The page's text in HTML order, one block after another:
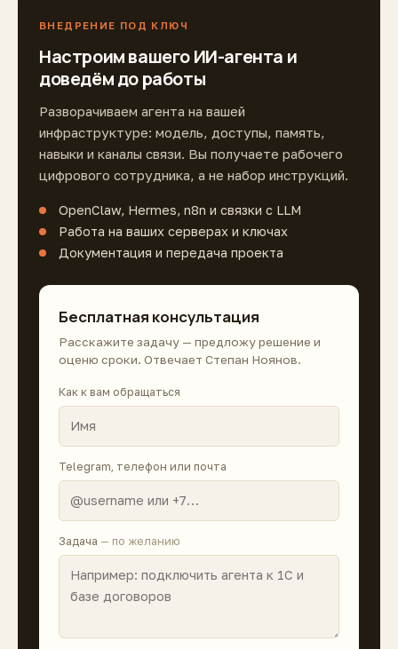
ВНЕДРЕНИЕ ПОД КЛЮЧ
Настроим вашего ИИ-агента и
доведём до работы
Разворачиваем агента на вашей
инфраструктуре: модель, доступы, память,
навыки и каналы связи. Вы получаете рабочего
цифрового сотрудника, а не набор инструкций.
OpenClaw, Hermes, n8n и связки с LLM
Работа на ваших серверах и ключах
Документация и передача проекта
Бесплатная консультация
Расскажите задачу — предложу решение и
оценю сроки. Отвечает Степан Ноянов.
Как к вам обращаться
Telegram, телефон или почта
Задача — по желанию